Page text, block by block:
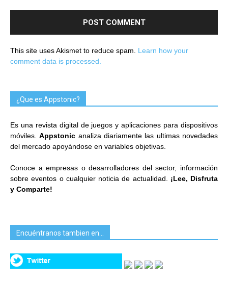
This site uses Akismet to reduce spam. Learn how your
comment data is processed.
¿Que es Appstonic?
Es una revista digital de juegos y aplicaciones para dispositivos
móviles.Appstonic analiza diariamente las ultimas novedades
del mercado apoyándose en variables objetivas.
Conoce a empresas o desarrolladores del sector, información
sobre eventos o cualquier noticia de actualidad. ¡Lee, Disfruta
y Comparte!
Encuéntranos tambien en…